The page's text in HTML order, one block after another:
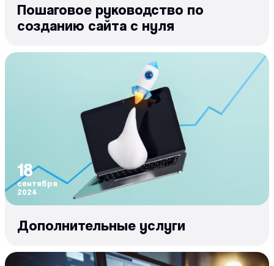
Пошаговое руководство по
созданию сайта с нуля
18
сентября
2024
Дополнительные услуги